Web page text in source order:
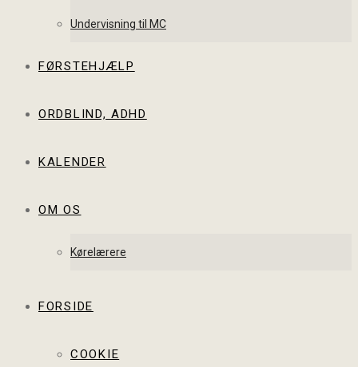
Undervisning til MC
FØRSTEHJÆLP
ORDBLIND, ADHD
KALENDER
OM OS
Kørelærere
FORSIDE
COOKIE